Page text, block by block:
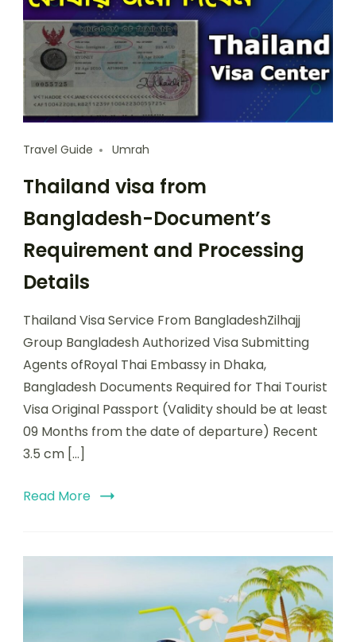
Travel Guide Umrah
Thailand visa from
Bangladesh-Document’s
Requirement and Processing
Details
Thailand Visa Service From BangladeshZilhajj
Group Bangladesh Authorized Visa Submitting
Agents ofRoyal Thai Embassy in Dhaka,
Bangladesh Documents Required for Thai Tourist
Visa Original Passport (Validity should be at least
09 Months from the date of departure) Recent
3.5 cm […]
Read More